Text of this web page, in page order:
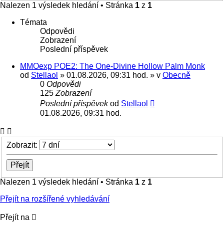
Nalezen 1 výsledek hledání • Stránka 1 z 1
Témata
Odpovědi
Zobrazení
Poslední příspěvek
MMOexp POE2: The One-Divine Hollow Palm Monk
od Stellaol » 01.08.2026, 09:31 hod. » v Obecně
0 Odpovědi
125 Zobrazení
Poslední příspěvekod Stellaol
01.08.2026, 09:31 hod.
Zobrazit:
Nalezen 1 výsledek hledání • Stránka 1 z 1
Přejít na rozšířené vyhledávání
Přejít na